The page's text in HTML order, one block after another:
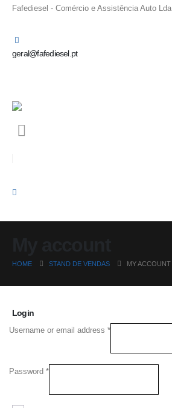
Fafediesel - Comércio e Assistência Auto Lda
geral@fafediesel.pt
HOME STAND DE VENDAS MY ACCOUNT
Login
Username or email address *
Password *